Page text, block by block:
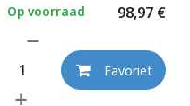
98,97€
Op voorraad
Favoriet